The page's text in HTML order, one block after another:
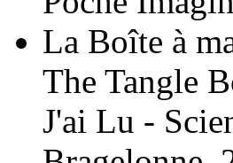
La Boîte à
The Tangle
J'ai Lu -